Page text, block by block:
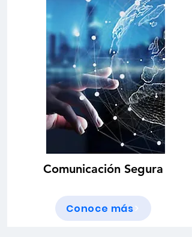
Comunicación Segura
Conoce más